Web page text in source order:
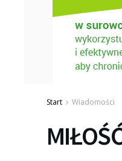
Start Wiadomości